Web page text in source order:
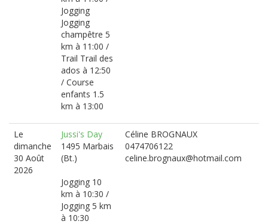
Jogging
Jogging
champêtre 5
km à 11:00 /
Trail Trail des
ados à 12:50
/ Course
enfants 1.5
km à 13:00
Le
dimanche
30 Août
2026
Jussi's Day
1495 Marbais
(Bt.)
Jogging 10
km à 10:30 /
Jogging 5 km
à 10:30
Céline BROGNAUX
0474706122
celine.brognaux@hotmail.com